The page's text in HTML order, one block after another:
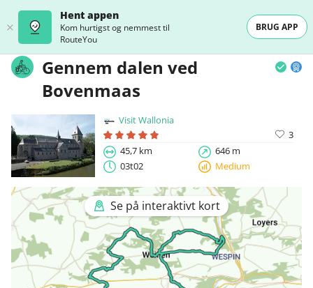
Hent appen
Kom hurtigst og nemmest til
RouteYou
BRUG APP
Gennem dalen ved
Bovenmaas
Visit Wallonia
3
45,7 km
646 m
03t02
Medium
Se på interaktivt kort